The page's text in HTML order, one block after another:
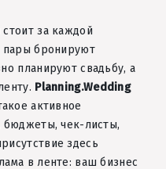
за каждой
пары бронируют
планируют свадьбу, а
Planning.Wedding
активное
бюджеты, чек-листы,
здесь
в ленте: ваш бизнес